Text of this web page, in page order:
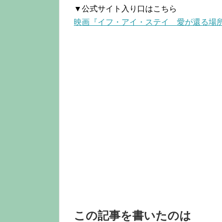
▼公式サイト入り口はこちら
映画『イフ・アイ・ステイ 愛が還る場
この記事を書いたのは